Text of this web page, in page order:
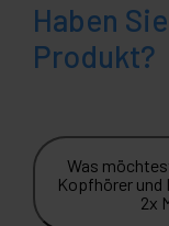
Haben
Produkt?
Was
Kopfhörer und
2x